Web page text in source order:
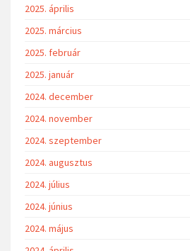
2025. április
2025. március
2025. február
2025. január
2024. december
2024. november
2024. szeptember
2024. augusztus
2024. július
2024. június
2024. május